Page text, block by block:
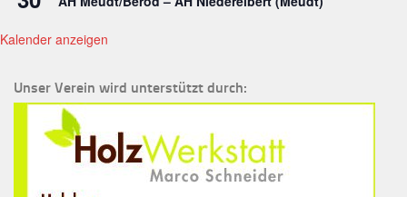
Kalender anzeigen
Unser Verein wird unterstützt durch: